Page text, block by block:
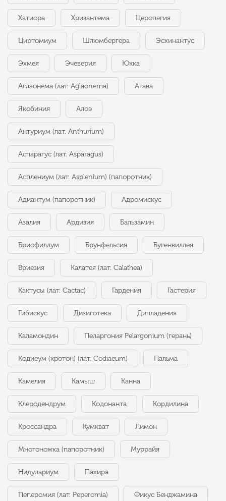
Хатиора Хризантема Церопегия
Циртомиум Шлюмбергера Эсхинантус
Эхмея Эчеверия Юкка
Аглаонема (лат. Aglaonema) Агава
Якобиния Алоэ
Антуриум (лат. Anthurium)
Аспарагус (лат. Asparagus)
Асплениум (лат. Asplenium) (папоротник)
Адиантум (папоротник) Адромискус
Азалия Ардизия Бальзамин
Бриофиллум Брунфельсия Бугенвиллея
Вриезия Калатея (лат. Calathea)
Кактусы (лат. Cactac) Гардения Гастерия
Гибискус Дизиготека Дипладения
Каламондин Пеларгония Pelargonium (герань)
Кодиеум (кротон) (лат. Codiaeum) Пальма
Камелия Камыш Канна
Клеродендрум Кодонанта Кордилина
Кроссандра Кумкват Лимон
Многоножка (папоротник) Муррайя
Нидулариум Пахира
Пеперомия (лат. Peperomia) Фикус Бенджамина